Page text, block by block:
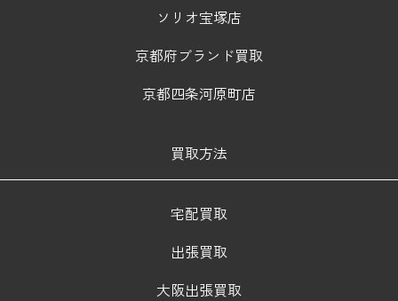
ソリオ宝塚店
京都府ブランド買取
京都四条河原町店
買取方法
宅配買取
出張買取
大阪出張買取